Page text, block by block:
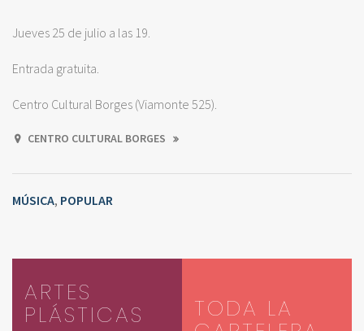
Jueves 25 de julio a las 19.
Entrada gratuita.
Centro Cultural Borges (Viamonte 525).
CENTRO CULTURAL BORGES
MÚSICA, POPULAR
ARTES
PLÁSTICAS TODA LA